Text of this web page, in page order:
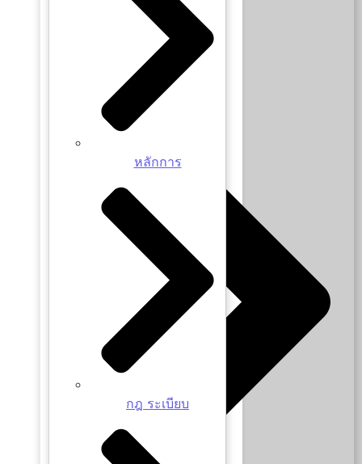
Happy Retirement
หลักการ
กฎ ระเบียบ